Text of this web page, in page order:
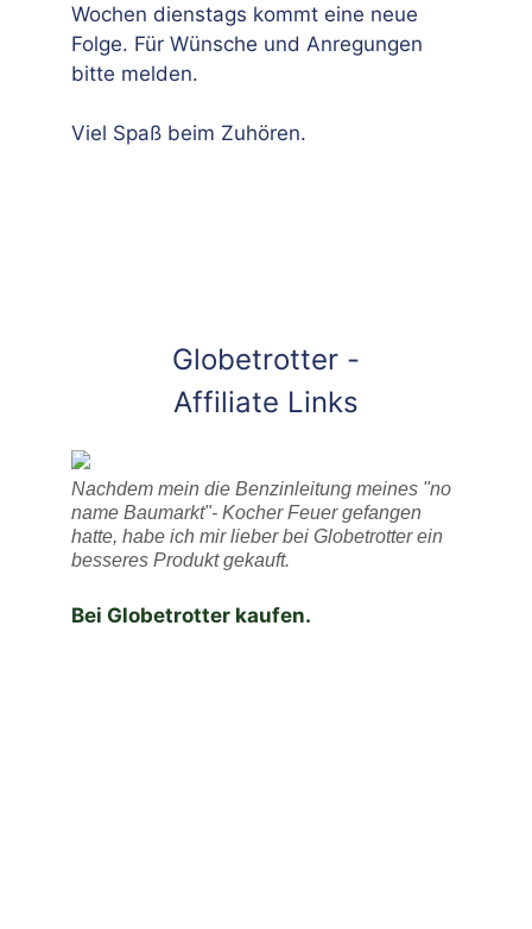
Wochen dienstags kommt eine neue
Folge. Für Wünsche und Anregungen
bitte melden.
Viel Spaß beim Zuhören.
Globetrotter -
Affiliate Links
Nachdem mein die Benzinleitung meines "no
name Baumarkt"- Kocher Feuer gefangen
hatte, habe ich mir lieber bei Globetrotter ein
besseres Produkt gekauft.
Bei Globetrotter kaufen.